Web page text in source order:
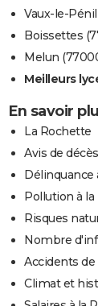
Vaux-le-
Boissettes
Melun
Meilleurs
En savoir
La Rochette
Avis de
Délinquance
Pollution à
Risques
Nombre
Accidents
Climat et